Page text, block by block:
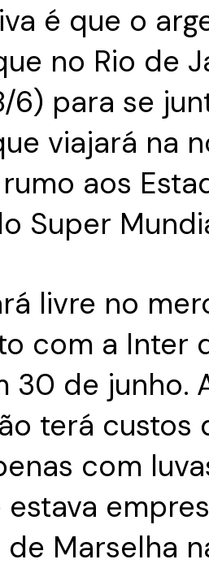
é que o
no Rio de
6) para se
viajará na
rumo aos
Super
livre no
com a Inter
30 de junho.
terá custos
com
Marselha